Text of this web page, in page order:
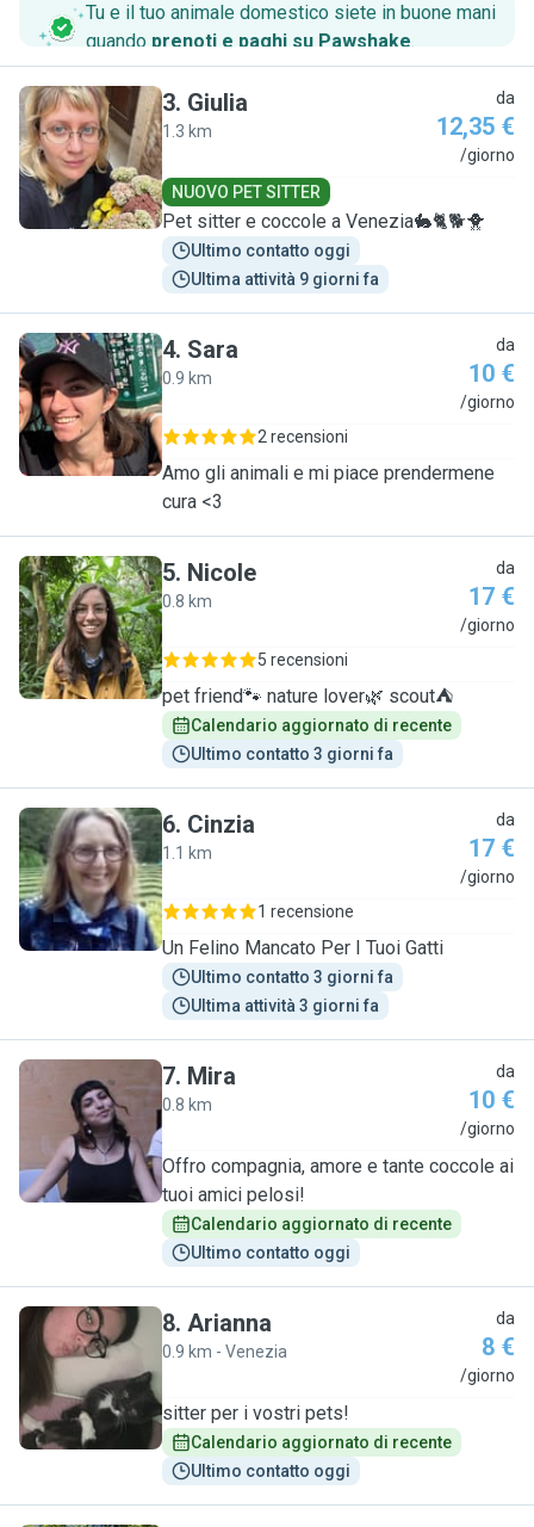
Tu e il tuo animale domestico siete in buone mani
quando prenoti e paghi su Pawshake.
G
3. Giulia
1.3 km
da
12,35 €
/giorno
NUOVO PET SITTER
Pet sitter e coccole a Venezia🐇🐈🐕🐥
Ultimo contatto oggi
Ultima attività 9 giorni fa
S
4. Sara
0.9 km
da
10 €
/giorno
2 recensioni
Amo gli animali e mi piace prendermene
cura <3
N
5. Nicole
0.8 km
da
17 €
/giorno
5 recensioni
pet friend🐾 nature lover🌿 scout⛺
Calendario aggiornato di recente
Ultimo contatto 3 giorni fa
C
6. Cinzia
1.1 km
da
17 €
/giorno
1 recensione
Un Felino Mancato Per I Tuoi Gatti
Ultimo contatto 3 giorni fa
Ultima attività 3 giorni fa
M
7. Mira
0.8 km
da
10 €
/giorno
Offro compagnia, amore e tante coccole ai
tuoi amici pelosi!
Calendario aggiornato di recente
Ultimo contatto oggi
A
8. Arianna
0.9 km - Venezia
da
8 €
/giorno
sitter per i vostri pets!
Calendario aggiornato di recente
Ultimo contatto oggi